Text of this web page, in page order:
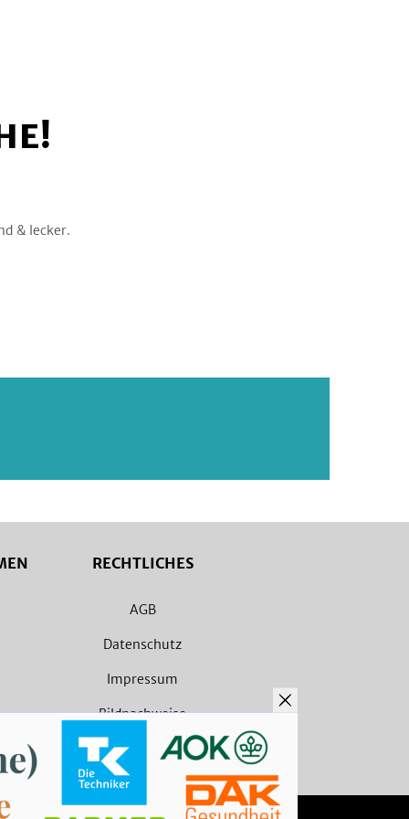
& lecker.
RECHTLICHES
AGB
Datenschutz
Impressum
Bildnachweise
Barrierefreiheit